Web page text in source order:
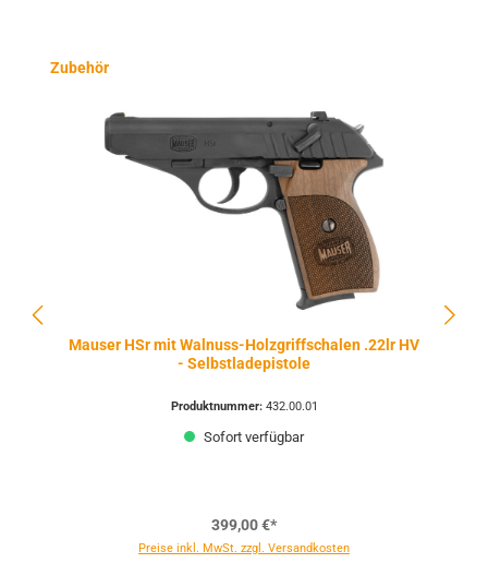
Produktgalerie überspringen
Zubehör
Mauser HSr mit Walnuss-Holzgriffschalen .22lr HV
- Selbstladepistole
Produktnummer: 432.00.01
Sofort verfügbar
399,00 €*
Preise inkl. MwSt. zzgl. Versandkosten